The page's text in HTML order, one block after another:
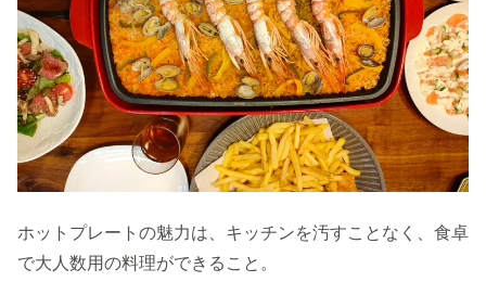
ホットプレートの魅力は、キッチンを汚すことなく、食卓
で大人数用の料理ができること。